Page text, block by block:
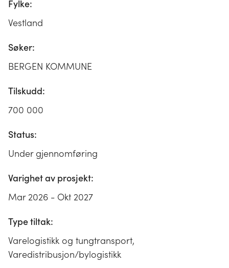
Fylke:
Vestland
Søker:
BERGEN KOMMUNE
Tilskudd:
700 000
Status:
Under gjennomføring
Varighet av prosjekt:
Mar 2026 - Okt 2027
Type tiltak:
Varelogistikk og tungtransport,
Varedistribusjon/bylogistikk